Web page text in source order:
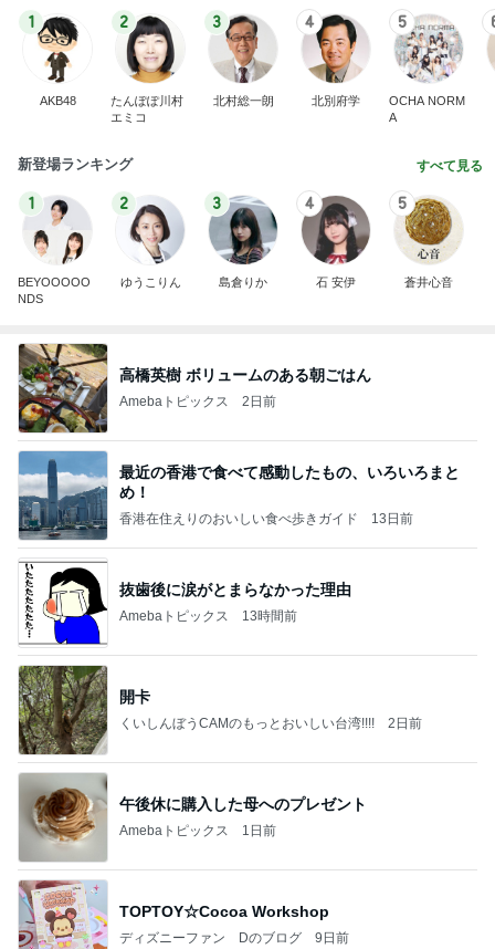
1
AKB48
2
たんぽぽ川村
エミコ
3
北村総一朗
4
北別府学
5
OCHA NORM
A
新登場ランキング すべて見る
1
BEYOOOOO
NDS
2
ゆうこりん
3
島倉りか
4
石 安伊
5
蒼井心音
高橋英樹 ボリュームのある朝ごはん
Amebaトピックス 2日前
最近の香港で食べて感動したもの、いろいろまと
め！
香港在住えりのおいしい食べ歩きガイド 13日前
抜歯後に涙がとまらなかった理由
Amebaトピックス 13時間前
開卡
くいしんぼうCAMのもっとおいしい台湾!!!! 2日前
午後休に購入した母へのプレゼント
Amebaトピックス 1日前
TOPTOY☆Cocoa Workshop
ディズニーファン Dのブログ 9日前